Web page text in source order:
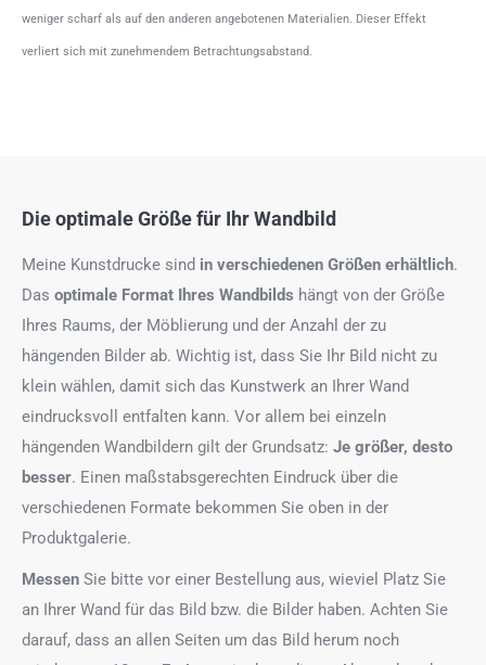
weniger scharf als auf den anderen angebotenen Materialien. Dieser Effekt
verliert sich mit zunehmendem Betrachtungsabstand.
Die optimale Größe für Ihr Wandbild
Meine Kunstdrucke sind in verschiedenen Größen erhältlich.
Das optimale Format Ihres Wandbilds hängt von der Größe
Ihres Raums, der Möblierung und der Anzahl der zu
hängenden Bilder ab. Wichtig ist, dass Sie Ihr Bild nicht zu
klein wählen, damit sich das Kunstwerk an Ihrer Wand
eindrucksvoll entfalten kann. Vor allem bei einzeln
hängenden Wandbildern gilt der Grundsatz: Je größer, desto
besser. Einen maßstabsgerechten Eindruck über die
verschiedenen Formate bekommen Sie oben in der
Produktgalerie.
Messen Sie bitte vor einer Bestellung aus, wieviel Platz Sie
an Ihrer Wand für das Bild bzw. die Bilder haben. Achten Sie
darauf, dass an allen Seiten um das Bild herum noch